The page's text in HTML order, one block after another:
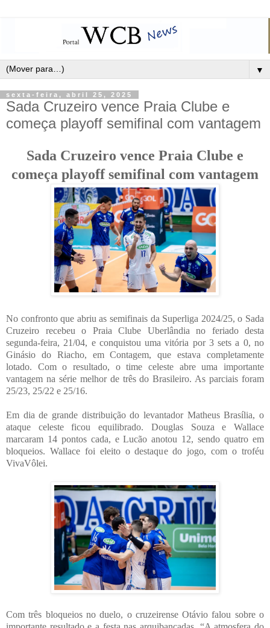
▼
sexta-feira, abril 25, 2025
Sada Cruzeiro vence Praia Clube e
começa playoff semifinal com vantagem
Sada Cruzeiro vence Praia Clube e
começa playoff semifinal com vantagem
No confronto que abriu as semifinais da Superliga 2024/25, o Sada
Cruzeiro recebeu o Praia Clube Uberlândia no feriado desta
segunda-feira, 21/04, e conquistou uma vitória por 3 sets a 0, no
Ginásio do Riacho, em Contagem, que estava completamente
lotado. Com o resultado, o time celeste abre uma importante
vantagem na série melhor de três do Brasileiro. As parciais foram
25/23, 25/22 e 25/16.
Em dia de grande distribuição do levantador Matheus Brasília, o
ataque celeste ficou equilibrado. Douglas Souza e Wallace
marcaram 14 pontos cada, e Lucão anotou 12, sendo quatro em
bloqueios. Wallace foi eleito o destaque do jogo, com o troféu
VivaVôlei.
Com três bloqueios no duelo, o cruzeirense Otávio falou sobre o